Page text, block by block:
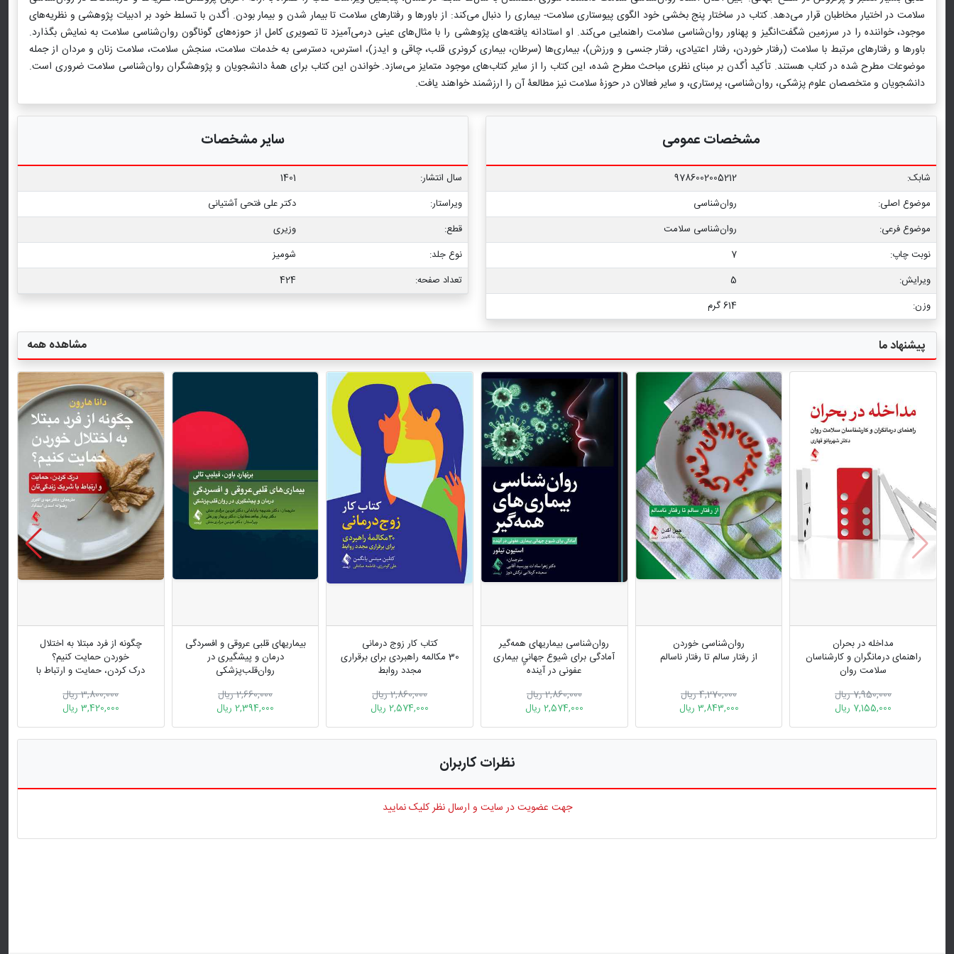
سلامت در اختیار مخاطبان قرار می‌دهد. کتاب در ساختار پنج‌ بخشی خود الگوی پیوستاری سلامت- بیماری را دنبال می‌کند: از باورها و رفتارهای سلامت تا بیمار شدن و بیمار بودن. اُگدن با تسلط خود بر ادبیات پژوهشی و نظریه‌های
موجود، خواننده را در سرزمین شگفت‌انگیز و پهناور روان‌شناسی سلامت راهنمایی می‌کند. او استادانه یافته‌های پژوهشی را با مثال‌های عینی درمی‌آمیزد تا تصویری کامل از حوزه‌های گوناگون روان‌شناسی سلامت به نمایش بگذارد.
باورها و رفتارهای مرتبط با سلامت (رفتار خوردن، رفتار اعتیادی، رفتار جنسی و ورزش)، بیماری‌ها (سرطان، بیماری کرونری قلب، چاقی و ایدز)، استرس، دسترسی به خدمات سلامت، سنجش سلامت، سلامت زنان و مردان از جمله
موضوعات مطرح شده در کتاب هستند. تأکید اُگدن بر مبنای نظری مباحث مطرح شده، این کتاب را از سایر کتاب‌های موجود متمایز می‌سازد. خواندن این کتاب برای همۀ دانشجویان و پژوهشگران روان‌شناسی سلامت ضروری است.
دانشجویان و متخصصان علوم پزشکی، روان‌شناسی، پرستاری، و سایر فعالان در حوزۀ سلامت نیز مطالعۀ آن را ارزشمند خواهند یافت.
مشخصات عمومی
شابک:
9786002005212
موضوع اصلی:
روان‌شناسی
موضوع فرعی:
روان‏‌شناسی سلامت
نوبت چاپ:
7
ویرایش:
5
وزن:
614 گرم
سایر مشخصات
سال انتشار:
1401
ویراستار:
دکتر علی فتحی آشتیانی
قطع:
وزیری
نوع جلد:
شومیز
تعداد صفحه:
424
پیشنهاد ما مشاهده همه
مداخله در بحران
راهنمای درمانگران و کارشناسان
سلامت روان
7,950,000 ریال
7,155,000 ریال
روان‌شناسی خوردن
از رفتار سالم تا رفتار ناسالم
4,270,000 ریال
3,843,000 ریال
روان‌شناسی بیماریهای همه‌گیر
آمادگی برای شیوع جهانيِ بیماری
عفونی در آینده
2,860,000 ریال
2,574,000 ریال
کتاب کار زوج درمانی
30 مکالمه راهبردی برای برقراری
مجدد روابط
2,860,000 ریال
2,574,000 ریال
بیماریهای قلبی عروقی و افسردگی
درمان و پیشگیری در
روان‌قلب‌پزشکی
2,660,000 ریال
2,394,000 ریال
چگونه از فرد مبتلا به اختلال
خوردن حمایت کنیم؟
درک کردن، حمایت و ارتباط با
3,800,000 ریال
3,420,000 ریال
نظرات کاربران
جهت عضویت در سایت و ارسال نظر کلیک نمایید